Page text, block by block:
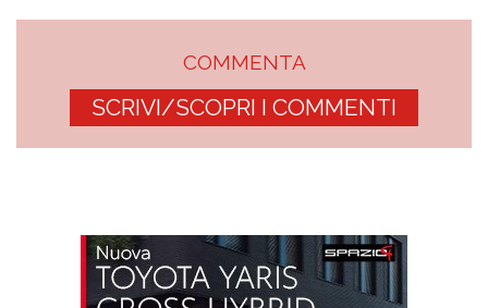
COMMENTA
SCRIVI/SCOPRI I COMMENTI